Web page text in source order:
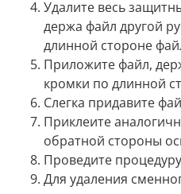
Удалите весь
держа файл другой
длинной стороне
Приложите файл,
кромки по длинной
Слегка придавите
Приклеите
обратной стороны
Проведите
Для удаления